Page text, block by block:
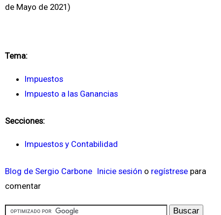
de Mayo de 2021)
Tema:
Impuestos
Impuesto a las Ganancias
Secciones:
Impuestos y Contabilidad
Blog de Sergio Carbone Inicie sesión o regístrese para
comentar